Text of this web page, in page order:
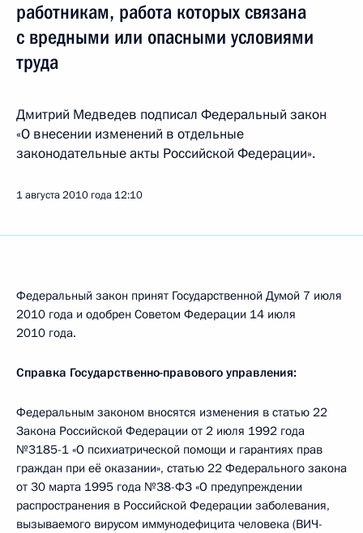
работникам, работа которых связана
с вредными или опасными условиями
труда
Дмитрий Медведев подписал Федеральный закон
«О внесении изменений в отдельные
законодательные акты Российской Федерации».
1 августа 2010 года 12:10
Федеральный закон принят Государственной Думой 7 июля
2010 года и одобрен Советом Федерации 14 июля
2010 года.
Справка Государственно-правового управления:
Федеральным законом вносятся изменения в статью 22
Закона Российской Федерации от 2 июля 1992 года
№3185-1 «О психиатрической помощи и гарантиях прав
граждан при её оказании», статью 22 Федерального закона
от 30 марта 1995 года №38-ФЗ «О предупреждении
распространения в Российской Федерации заболевания,
вызываемого вирусом иммунодефицита человека (ВИЧ-